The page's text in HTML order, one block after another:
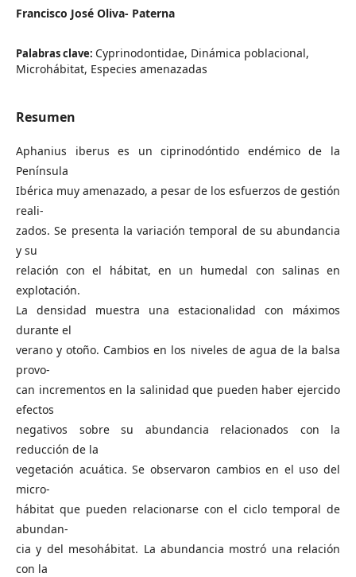
Francisco José Oliva- Paterna
Palabras clave: Cyprinodontidae, Dinámica poblacional,
Microhábitat, Especies amenazadas
Resumen
Aphanius iberus es un ciprinodóntido endémico de la
Península
Ibérica muy amenazado, a pesar de los esfuerzos de gestión
reali-
zados. Se presenta la variación temporal de su abundancia
y su
relación con el hábitat, en un humedal con salinas en
explotación.
La densidad muestra una estacionalidad con máximos
durante el
verano y otoño. Cambios en los niveles de agua de la balsa
provo-
can incrementos en la salinidad que pueden haber ejercido
efectos
negativos sobre su abundancia relacionados con la
reducción de la
vegetación acuática. Se observaron cambios en el uso del
micro-
hábitat que pueden relacionarse con el ciclo temporal de
abundan-
cia y del mesohábitat. La abundancia mostró una relación
con la